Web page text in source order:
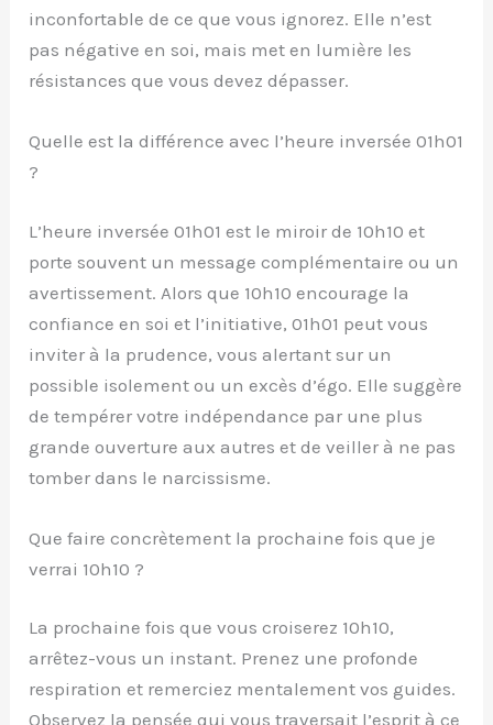
inconfortable de ce que vous ignorez. Elle n’est
pas négative en soi, mais met en lumière les
résistances que vous devez dépasser.
Quelle est la différence avec l’heure inversée 01h01
?
L’heure inversée 01h01 est le miroir de 10h10 et
porte souvent un message complémentaire ou un
avertissement. Alors que 10h10 encourage la
confiance en soi et l’initiative, 01h01 peut vous
inviter à la prudence, vous alertant sur un
possible isolement ou un excès d’égo. Elle suggère
de tempérer votre indépendance par une plus
grande ouverture aux autres et de veiller à ne pas
tomber dans le narcissisme.
Que faire concrètement la prochaine fois que je
verrai 10h10 ?
La prochaine fois que vous croiserez 10h10,
arrêtez-vous un instant. Prenez une profonde
respiration et remerciez mentalement vos guides.
Observez la pensée qui vous traversait l’esprit à ce